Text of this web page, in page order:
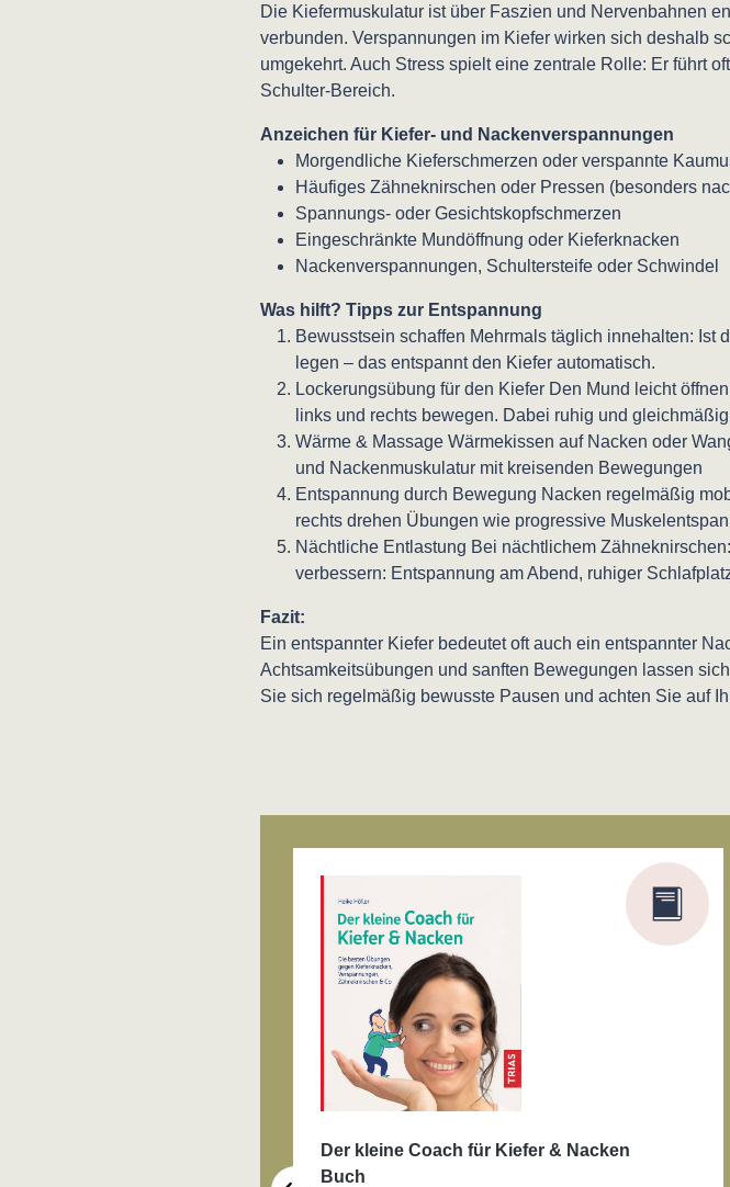
Die Kiefermuskulatur ist über Faszien und Nervenbahnen
verbunden. Verspannungen im Kiefer wirken sich deshalb
umgekehrt. Auch Stress spielt eine zentrale Rolle: Er führt
Schulter-Bereich.
Anzeichen für Kiefer- und Nackenverspannungen
Morgendliche Kieferschmerzen oder verspannte
Häufiges Zähneknirschen oder Pressen (besonders
Spannungs- oder Gesichtskopfschmerzen
Eingeschränkte Mundöffnung oder Kieferknacken
Nackenverspannungen, Schultersteife oder Schwindel
Was hilft? Tipps zur Entspannung
Bewusstsein schaffen Mehrmals täglich innehalten: Ist
legen – das entspannt den Kiefer automatisch.
Lockerungsübung für den Kiefer Den Mund leicht
links und rechts bewegen. Dabei ruhig und
Wärme & Massage Wärmekissen auf Nacken oder
und Nackenmuskulatur mit kreisenden Bewegungen
Entspannung durch Bewegung Nacken regelmäßig
rechts drehen Übungen wie progressive
Nächtliche Entlastung Bei nächtlichem
verbessern: Entspannung am Abend, ruhiger
Fazit:
Ein entspannter Kiefer bedeutet oft auch ein entspannter
Achtsamkeitsübungen und sanften Bewegungen lassen
Sie sich regelmäßig bewusste Pausen und achten Sie auf
Der kleine Coach für Kiefer & Nacken
Buch